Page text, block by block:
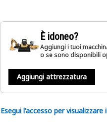
È idoneo?
Aggiungi i tuoi
o se sono disponibili
Aggiungi attrezzatura
Esegui l'accesso per